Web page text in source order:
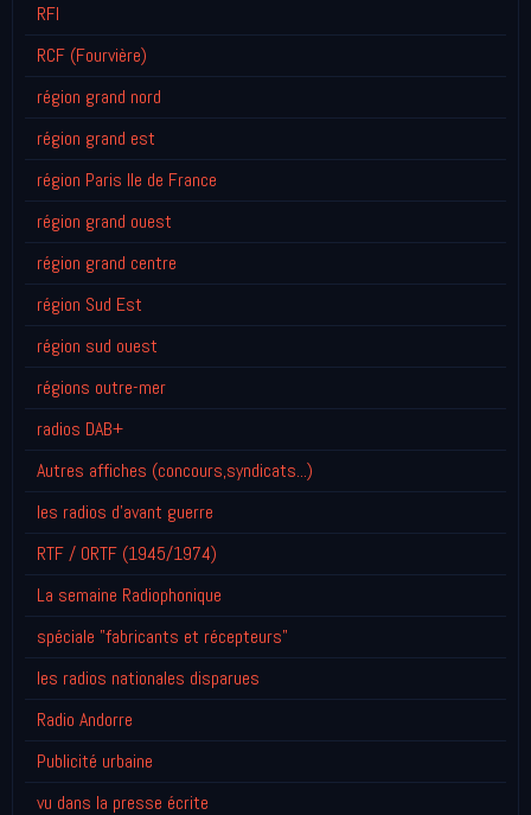
RFI
RCF (Fourvière)
région grand nord
région grand est
région Paris Ile de France
région grand ouest
région grand centre
région Sud Est
région sud ouest
régions outre-mer
radios DAB+
Autres affiches (concours,syndicats...)
les radios d'avant guerre
RTF / ORTF (1945/1974)
La semaine Radiophonique
spéciale "fabricants et récepteurs"
les radios nationales disparues
Radio Andorre
Publicité urbaine
vu dans la presse écrite